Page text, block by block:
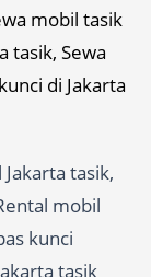
mobil tasik
tasik, Sewa
di Jakarta
tasik,
mobil
kunci
tasik